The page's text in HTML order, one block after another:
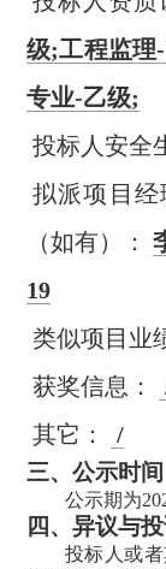
级;工程监理
专业-乙级;
投标人安全
拟派项目
（如有）：
19
类似项目业
获奖信息：
其它：
/
三、公示时间
公示期为
四、 异议与
投标人或